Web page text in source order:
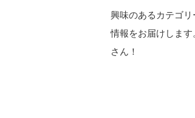
興味のあるカテゴ
情報をお届けしま
さん！